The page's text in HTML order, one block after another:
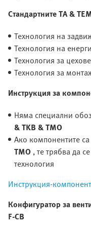
Стандартните TA &
Технология на
Технология на
Технология за
Технология за
Инструкция за
Няма специални
& TKB & TMO
Ако компонентите
TMO , те трябва да
технология
Инструкция-
Конфигуратор за
F-CB